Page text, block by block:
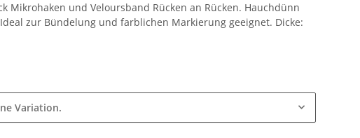
Mikrohaken und Veloursband Rücken an Rücken. Hauchdünn
zur Bündelung und farblichen Markierung geeignet. Dicke:
Variation.